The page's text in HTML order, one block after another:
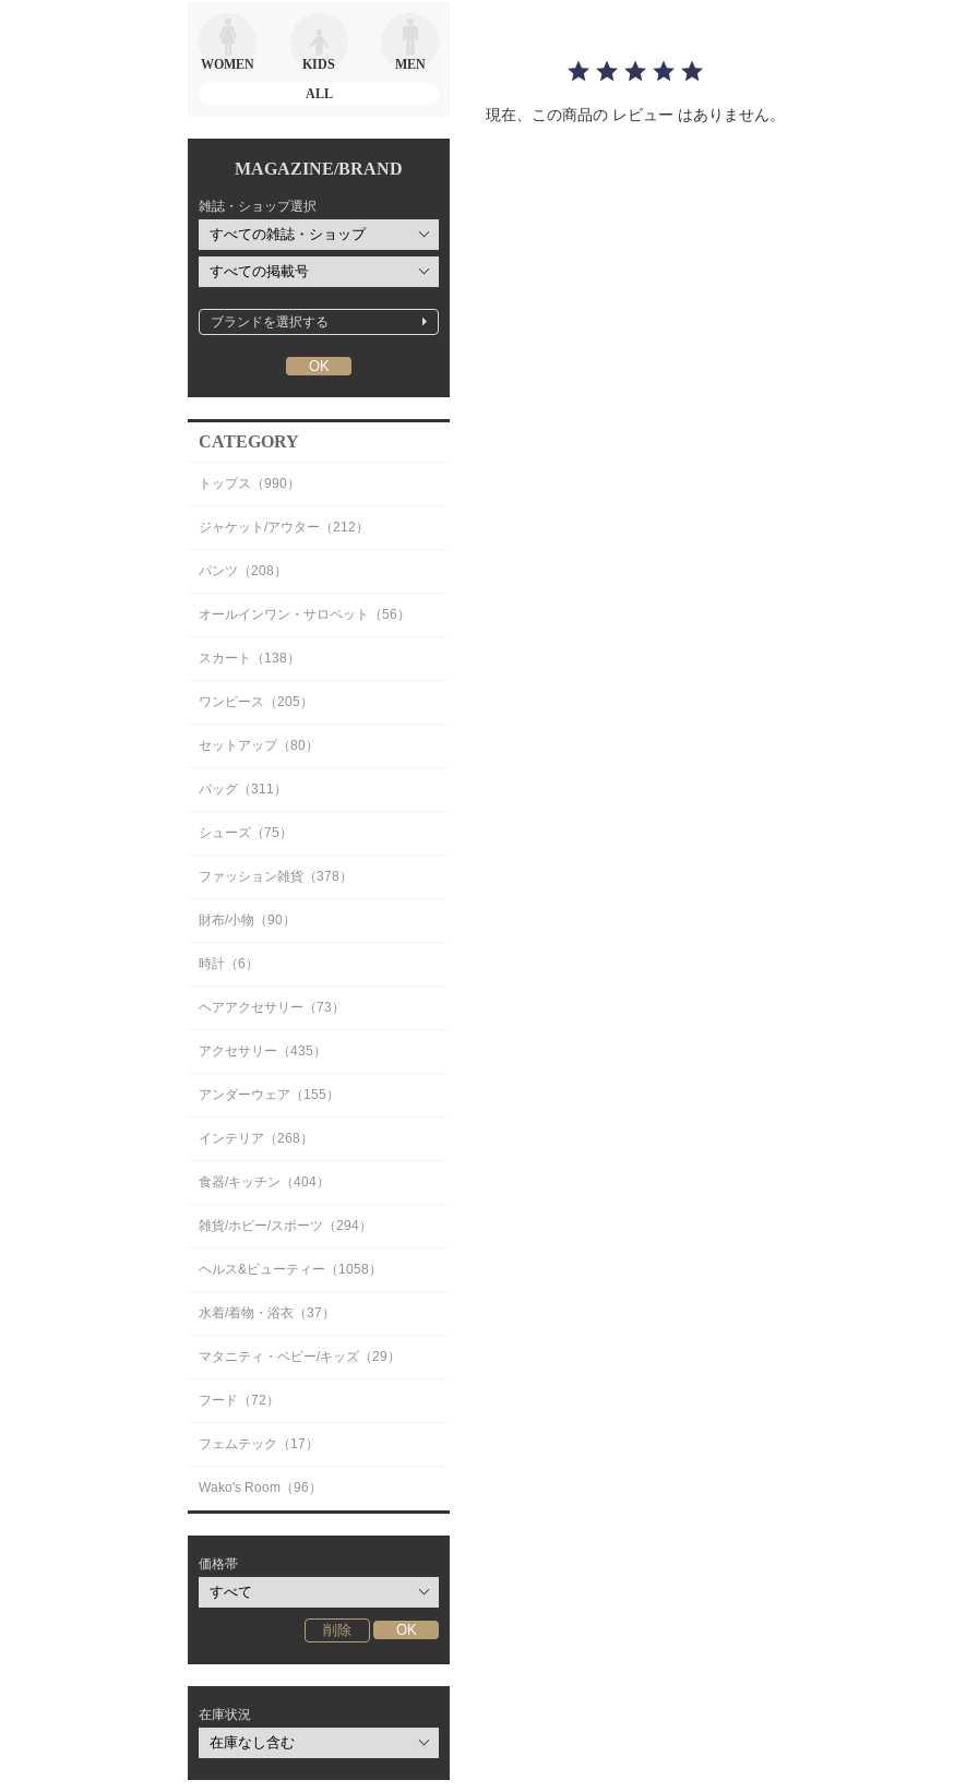
WOMEN KIDS
MEN
ALL
MAGAZINE/BRAND
雑誌・ショップ選択
ブランドを選択する
CATEGORY
トップス（990）
ジャケット/アウター（212）
パンツ（208）
オールインワン・サロペット（56）
スカート（138）
ワンピース（205）
セットアップ（80）
バッグ（311）
シューズ（75）
ファッション雑貨（378）
財布/小物（90）
時計（6）
ヘアアクセサリー（73）
アクセサリー（435）
アンダーウェア（155）
インテリア（268）
食器/キッチン（404）
雑貨/ホビー/スポーツ（294）
ヘルス&ビューティー（1058）
水着/着物・浴衣（37）
マタニティ・ベビー/キッズ（29）
フード（72）
フェムテック（17）
Wako's Room（96）
価格帯
在庫状況
a
現在、この商品の レビュー はありません。